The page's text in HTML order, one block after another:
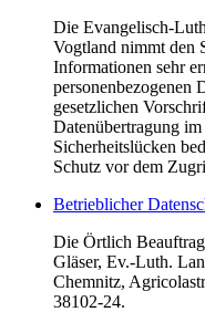
Die Evangelisch-
Vogtland nimmt den
Informationen sehr
personenbezogenen
gesetzlichen
Datenübertragung
Sicherheitslücken
Schutz vor dem
Betrieblicher
Die Örtlich
Gläser, Ev.-Luth.
Chemnitz,
38102-24.